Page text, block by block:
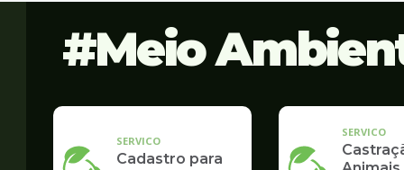
Meio
SERVICO
Cadastro para
SERVICO